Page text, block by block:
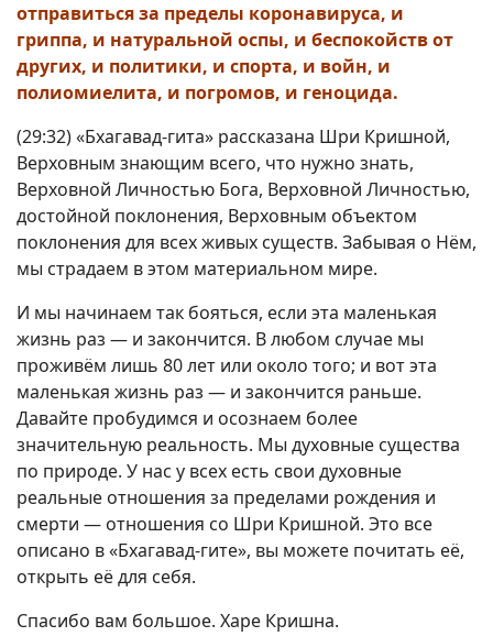
отправиться за пределы коронавируса, и
гриппа, и натуральной оспы, и беспокойств от
других, и политики, и спорта, и войн, и
полиомиелита, и погромов, и геноцида.
(29:32) «Бхагавад-гита» рассказана Шри Кришной,
Верховным знающим всего, что нужно знать,
Верховной Личностью Бога, Верховной Личностью,
достойной поклонения, Верховным объектом
поклонения для всех живых существ. Забывая о Нём,
мы страдаем в этом материальном мире.
И мы начинаем так бояться, если эта маленькая
жизнь раз — и закончится. В любом случае мы
проживём лишь 80 лет или около того; и вот эта
маленькая жизнь раз — и закончится раньше.
Давайте пробудимся и осознаем более
значительную реальность. Мы духовные существа
по природе. У нас у всех есть свои духовные
реальные отношения за пределами рождения и
смерти — отношения со Шри Кришной. Это все
описано в «Бхагавад-гите», вы можете почитать её,
открыть её для себя.
Спасибо вам большое. Харе Кришна.